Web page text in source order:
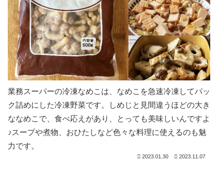
業務スーパーの冷凍なめこは、なめこを急速冷凍してパッ
ク詰めにした冷凍野菜です。しめじと見間違うほどの大き
ななめこで、食べ応えがあり、とっても美味しいんですよ
♪スープや煮物、おひたしなど色々な料理に使えるのも魅
力です。
2023.01.30 2023.11.07